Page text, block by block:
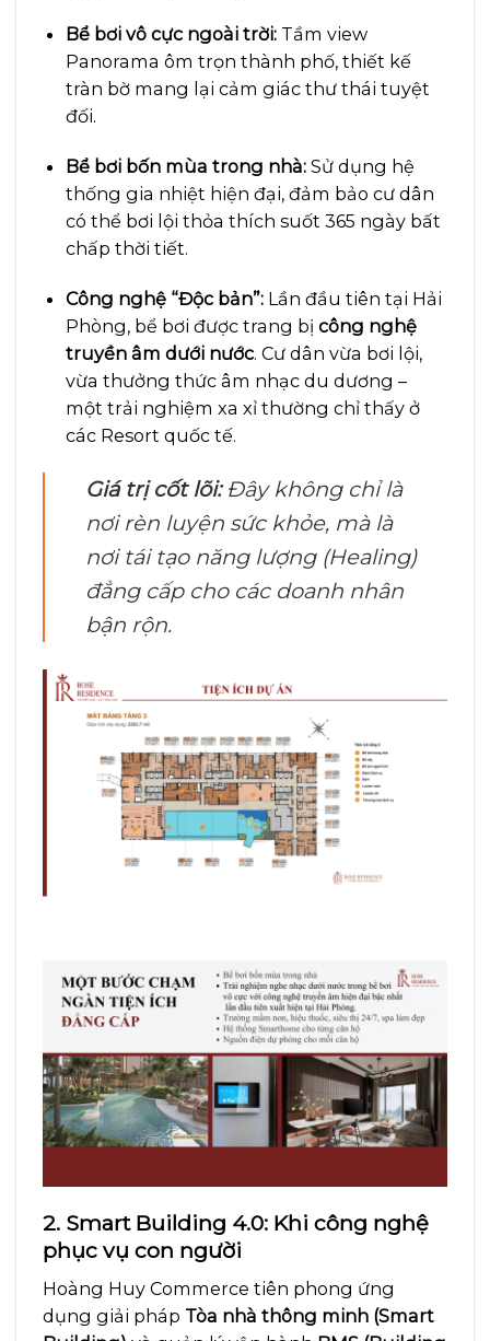
Bể bơi vô cực ngoài trời: Tầm view
Panorama ôm trọn thành phố, thiết kế
tràn bờ mang lại cảm giác thư thái tuyệt
đối.
Bể bơi bốn mùa trong nhà: Sử dụng hệ
thống gia nhiệt hiện đại, đảm bảo cư dân
có thể bơi lội thỏa thích suốt 365 ngày bất
chấp thời tiết.
Công nghệ “Độc bản”: Lần đầu tiên tại Hải
Phòng, bể bơi được trang bịcông nghệ
truyền âm dưới nước. Cư dân vừa bơi lội,
vừa thưởng thức âm nhạc du dương –
một trải nghiệm xa xỉ thường chỉ thấy ở
các Resort quốc tế.
Giá trị cốt lõi:Đây không chỉ là
nơi rèn luyện sức khỏe, mà là
nơi tái tạo năng lượng (Healing)
đẳng cấp cho các doanh nhân
bận rộn.
2. Smart Building 4.0: Khi công nghệ
phục vụ con người
Hoàng Huy Commerce tiên phong ứng
dụng giải pháp Tòa nhà thông minh (Smart